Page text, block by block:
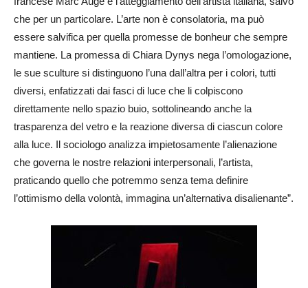
che per un particolare. L’arte non è consolatoria, ma può
essere salvifica per quella promesse de bonheur che sempre
mantiene. La promessa di Chiara Dynys nega l’omologazione,
le sue sculture si distinguono l’una dall’altra per i colori, tutti
diversi, enfatizzati dai fasci di luce che li colpiscono
direttamente nello spazio buio, sottolineando anche la
trasparenza del vetro e la reazione diversa di ciascun colore
alla luce. Il sociologo analizza impietosamente l’alienazione
che governa le nostre relazioni interpersonali, l’artista,
praticando quello che potremmo senza tema definire
l’ottimismo della volontà, immagina un’alternativa disalienante”.